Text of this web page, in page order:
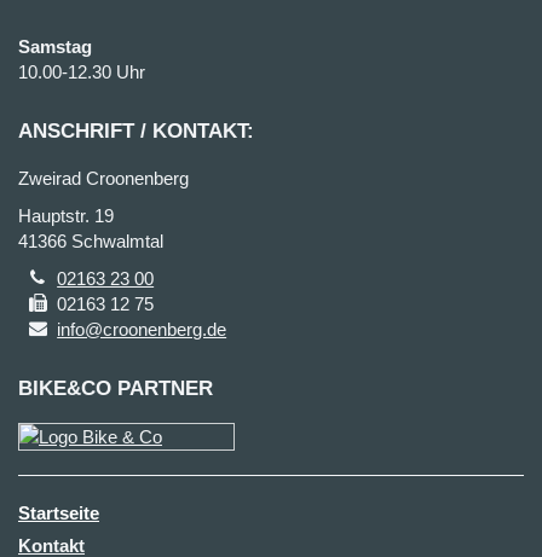
Samstag
10.00-12.30 Uhr
ANSCHRIFT / KONTAKT:
Zweirad Croonenberg
Hauptstr. 19
41366 Schwalmtal
02163 23 00
02163 12 75
info@croonenberg.de
BIKE&CO PARTNER
Startseite
Kontakt